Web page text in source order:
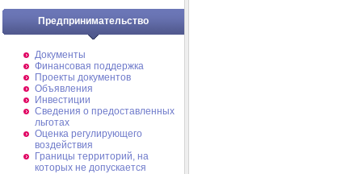
Предпринимательство
Документы
Финансовая поддержка
Проекты документов
Объявления
Инвестиции
Сведения о предоставленных
льготах
Оценка регулирующего
воздействия
Границы территорий, на
которых не допускается